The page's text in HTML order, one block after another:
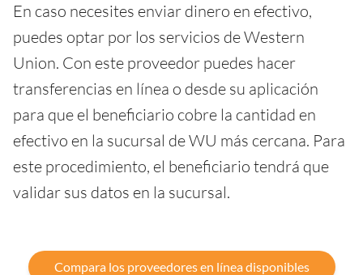
En caso necesites enviar dinero en efectivo,
puedes optar por los servicios de Western
Union. Con este proveedor puedes hacer
transferencias en línea o desde su aplicación
para que el beneficiario cobre la cantidad en
efectivo en la sucursal de WU más cercana. Para
este procedimiento, el beneficiario tendrá que
validar sus datos en la sucursal.
Compara los proveedores en línea disponibles